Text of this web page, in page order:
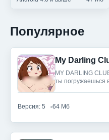
Популярное
My Darling
MY DARLING
ты погружаешься
Версия: 5 64 Мб